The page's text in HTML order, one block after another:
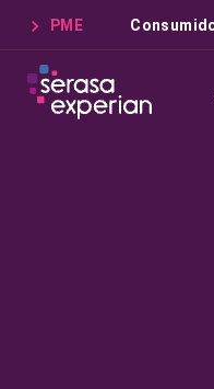
PME